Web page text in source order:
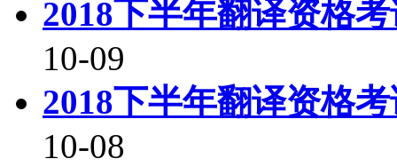
2018下半年翻译资格
10-09
2018下半年翻译资格
10-08